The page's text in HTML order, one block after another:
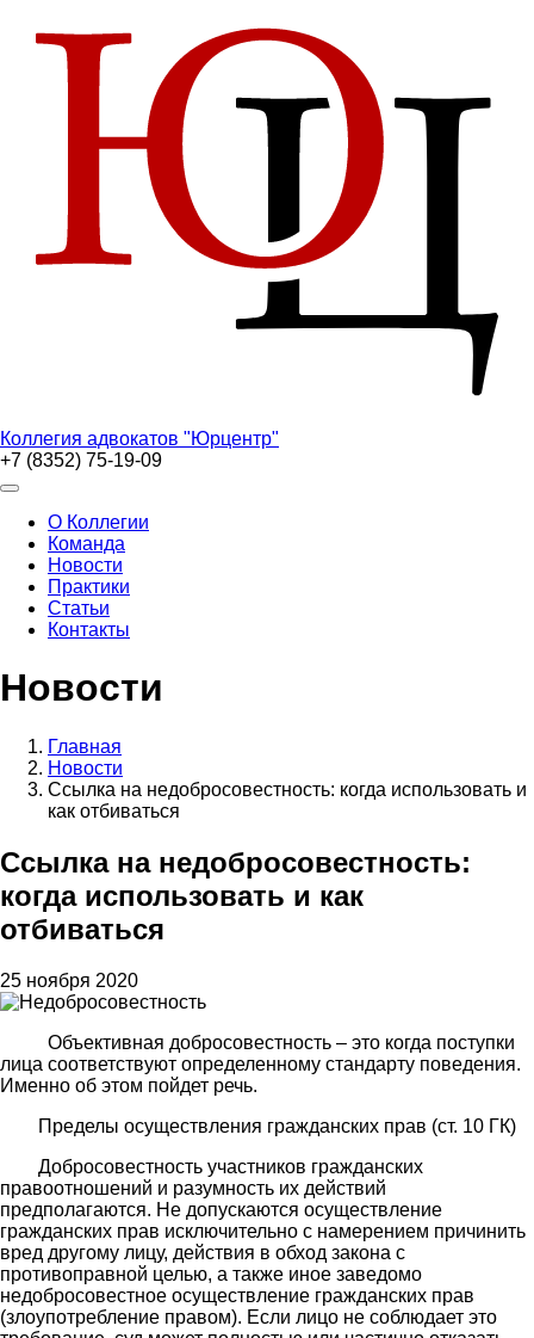
основному
содержанию
Коллегия адвокатов "Юрцентр"
+7 (8352) 75-19-09
Основная
навигация
О Коллегии
Команда
Новости
Практики
Статьи
Контакты
Новости
Строка
навигации
Главная
Новости
Ссылка на недобросовестность: когда использовать и
как отбиваться
Ссылка на недобросовестность:
когда использовать и как
отбиваться
25 ноября 2020
Объективная добросовестность – это когда поступки
лица соответствуют определенному стандарту поведения.
Именно об этом пойдет речь.
Пределы осуществления гражданских прав (ст. 10 ГК)
Добросовестность участников гражданских
правоотношений и разумность их действий
предполагаются. Не допускаются осуществление
гражданских прав исключительно с намерением причинить
вред другому лицу, действия в обход закона с
противоправной целью, а также иное заведомо
недобросовестное осуществление гражданских прав
(злоупотребление правом). Если лицо не соблюдает это